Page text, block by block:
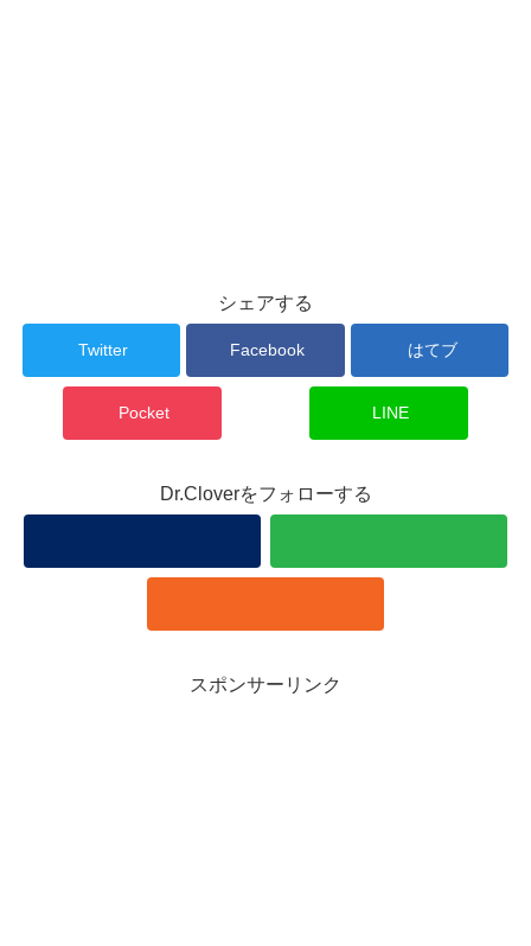
シェアする
Twitter Facebook はてブ
Pocket LINE
Dr.Cloverをフォローする
スポンサーリンク